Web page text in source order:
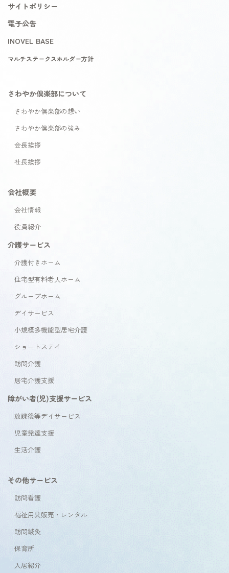
サイトポリシー
電子公告
INOVEL BASE
マルチステークスホルダー方針
さわやか倶楽部について
さわやか倶楽部の想い
さわやか倶楽部の強み
会長挨拶
社長挨拶
会社概要
会社情報
役員紹介
介護サービス
介護付きホーム
住宅型有料老人ホーム
グループホーム
デイサービス
小規模多機能型居宅介護
ショートステイ
訪問介護
居宅介護支援
障がい者(児)支援サービス
放課後等デイサービス
児童発達支援
生活介護
その他サービス
訪問看護
福祉用具販売・レンタル
訪問鍼灸
保育所
入居紹介